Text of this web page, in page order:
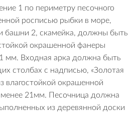
1 по периметру песочного
росписью рыбки в море,
башни 2, скамейка, должны быть
окрашенной фанеры
мм. Входная арка должна быть
столбах с надписью, «Золотая
влагостойкой окрашенной
21мм. Песочница должна
из деревянной доски